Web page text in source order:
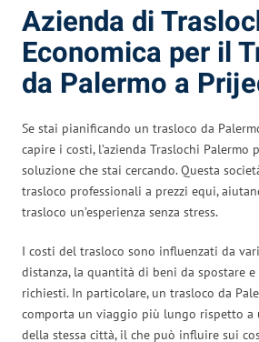
Azienda di
Economica per il
da Palermo a
Se stai pianificando un trasloco da
capire i costi, l’azienda Traslochi Palermo
soluzione che stai cercando. Questa
trasloco professionali a prezzi equi,
trasloco un’esperienza senza stress.
I costi del trasloco sono influenzati da
distanza, la quantità di beni da spostare
richiesti. In particolare, un trasloco da
comporta un viaggio più lungo rispetto a
della stessa città, il che può influire sui